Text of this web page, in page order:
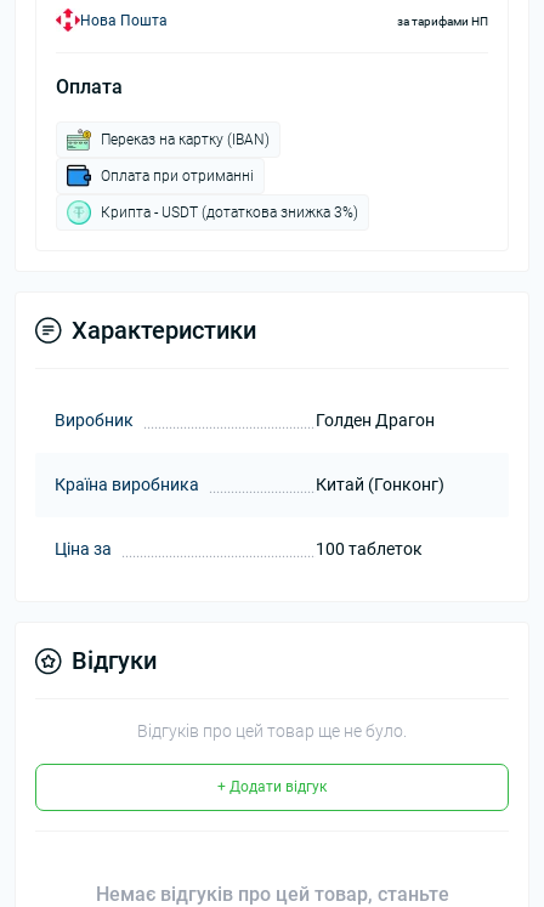
Нова Пошта за тарифами НП
Оплата
Переказ на картку (IBAN)
Оплата при отриманні
Крипта - USDT (дотаткова знижка 3%)
Характеристики
Виробник Голден Драгон
Країна виробника Китай (Гонконг)
Ціна за 100 таблеток
Відгуки
Відгуків про цей товар ще не було.
+ Додати відгук
Немає відгуків про цей товар, станьте